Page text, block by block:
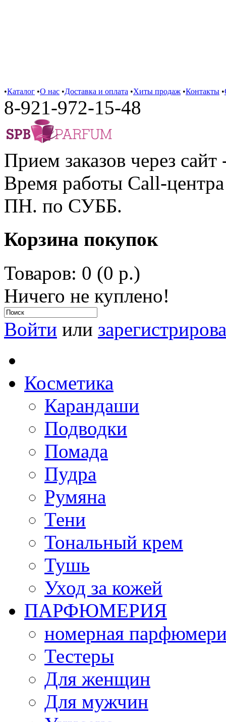
•Каталог •О нас •Доставка и оплата •Хиты продаж •Контакты •
8-921-972-15-48
Прием заказов через сайт
Время работы Call-
ПН. по СУББ.
Корзина покупок
Товаров: 0 (0 р.)
Ничего не куплено!
Войти или
Косметика
Карандаши
Подводки
Помада
Пудра
Румяна
Тени
Тональный крем
Тушь
Уход за кожей
ПАРФЮМЕРИЯ
номерная
Тестеры
Для женщин
Для мужчин